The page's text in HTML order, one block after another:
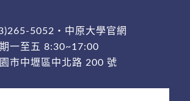
5052 ・ 中原大學官網
一至五 8:30~17:00
市中壢區中北路 200 號